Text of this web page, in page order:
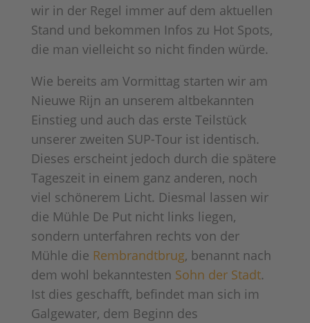
wir in der Regel immer auf dem aktuellen
Stand und bekommen Infos zu Hot Spots,
die man vielleicht so nicht finden würde.
Wie bereits am Vormittag starten wir am
Nieuwe Rijn an unserem altbekannten
Einstieg und auch das erste Teilstück
unserer zweiten SUP-Tour ist identisch.
Dieses erscheint jedoch durch die spätere
Tageszeit in einem ganz anderen, noch
viel schönerem Licht. Diesmal lassen wir
die Mühle De Put nicht links liegen,
sondern unterfahren rechts von der
Mühle die Rembrandtbrug, benannt nach
dem wohl bekanntesten Sohn der Stadt.
Ist dies geschafft, befindet man sich im
Galgewater, dem Beginn des